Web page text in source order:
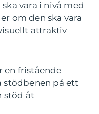
vara i nivå med
om den ska vara
attraktiv
en fristående
stödbenen på ett
stöd åt